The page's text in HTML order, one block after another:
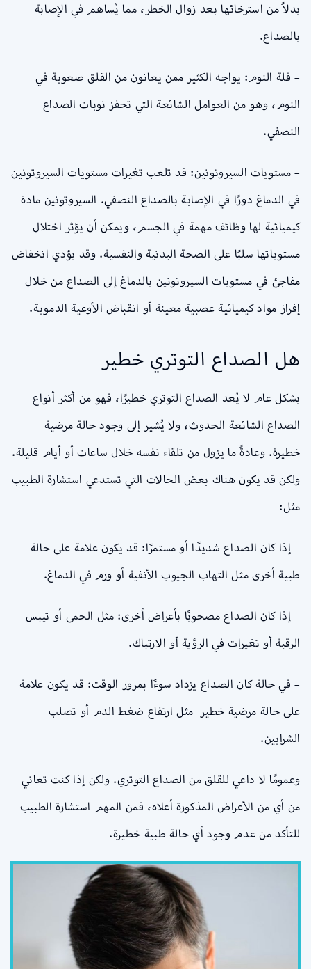
بدلاً من استرخائها بعد زوال الخطر، مما يُساهم في الإصابة
بالصداع.
– قلة النوم: يواجه الكثير ممن يعانون من القلق صعوبة في
النوم، وهو من العوامل الشائعة التي تحفز نوبات الصداع
النصفي.
– مستويات السيروتونين: قد تلعب تغيرات مستويات السيروتونين
في الدماغ دورًا في الإصابة بالصداع النصفي. السيروتونين مادة
كيميائية لها وظائف مهمة في الجسم، ويمكن أن يؤثر اختلال
مستوياتها سلبًا على الصحة البدنية والنفسية. وقد يؤدي انخفاض
مفاجئ في مستويات السيروتونين بالدماغ إلى الصداع من خلال
إفراز مواد كيميائية عصبية معينة أو انقباض الأوعية الدموية.
هل الصداع التوتري خطير
بشكل عام لا يُعد الصداع التوتري خطيرًا، فهو من أكثر أنواع
الصداع الشائعة الحدوث، ولا يُشير إلى وجود حالة مرضية
خطيرة. وعادةً ما يزول من تلقاء نفسه خلال ساعات أو أيام قليلة.
ولكن قد يكون هناك بعض الحالات التي تستدعي استشارة الطبيب
مثل:
– إذا كان الصداع شديدًا أو مستمرًا: قد يكون علامة على حالة
طبية أخرى مثل التهاب الجيوب الأنفية أو ورم في الدماغ.
– إذا كان الصداع مصحوبًا بأعراض أخرى: مثل الحمى أو تيبس
الرقبة أو تغيرات في الرؤية أو الارتباك.
– في حالة كان الصداع يزداد سوءًا بمرور الوقت: قد يكون علامة
على حالة مرضية خطير مثل ارتفاع ضغط الدم أو تصلب
الشرايين.
وعمومًا لا داعي للقلق من الصداع التوتري. ولكن إذا كنت تعاني
من أي من الأعراض المذكورة أعلاه، فمن المهم استشارة الطبيب
للتأكد من عدم وجود أي حالة طبية خطيرة.